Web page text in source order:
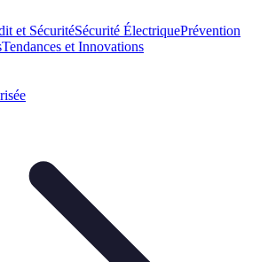
et SécuritéSécurité ÉlectriquePrévention
Tendances et Innovations